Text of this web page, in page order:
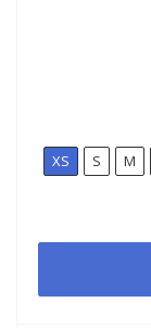
XS S M